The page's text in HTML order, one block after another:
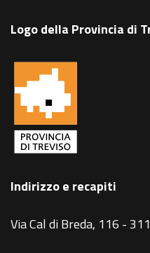
Logo della Provincia di
Indirizzo e recapiti
Via Cal di Breda, 116 -